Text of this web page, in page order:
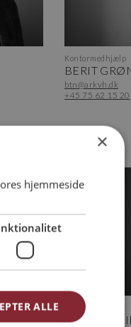
Kontormedhjælp
BERIT
btn@arkvh.dk
+45 75 62 15 20
Bogholder
JAN
×
hjemmeside
ALLE